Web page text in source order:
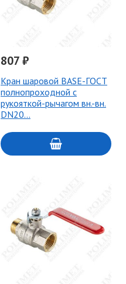
807 ₽
Кран шаровой BASE-ГОСТ
полнопроходной с
рукояткой-рычагом вн.-вн.
DN20…